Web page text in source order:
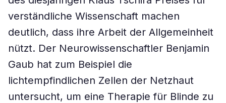
verständliche Wissenschaft machen
deutlich, dass ihre Arbeit der Allgemeinheit
nützt. Der Neurowissenschaftler Benjamin
Gaub hat zum Beispiel die
lichtempfindlichen Zellen der Netzhaut
untersucht, um eine Therapie für Blinde zu